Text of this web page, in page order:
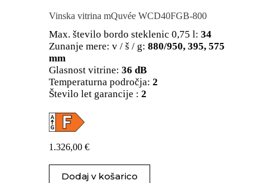
Vinska vitrina mQuvée WCD40FGB-800
Max. število bordo steklenic 0,75 l: 34
Zunanje mere: v / š / g: 880/950, 395, 575
mm
Glasnost vitrine: 36 dB
Temperaturna področja: 2
Število let garancije : 2
1.326,00 €
Dodaj v košarico